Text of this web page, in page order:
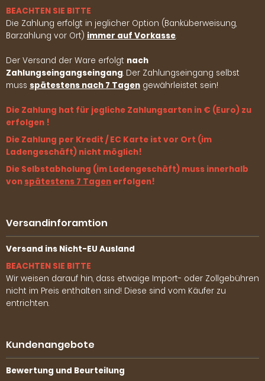
BEACHTEN SIE BITTE
Die Zahlung erfolgt in jeglicher Option (Banküberweisung,
Barzahlung vor Ort) immer auf Vorkasse.
Der Versand der Ware erfolgt nach
Zahlungseingangseingang. Der Zahlungseingang selbst
muss spätestens nach 7 Tagen gewährleistet sein!
Die Zahlung hat für jegliche Zahlungsarten in € (Euro) zu
erfolgen !
Die Zahlung per Kredit / EC Karte ist vor Ort (im
Ladengeschäft) nicht möglich!
Die Selbstabholung (im Ladengeschäft) muss innerhalb
von spätestens 7 Tagen erfolgen!
Versandinforamtion
Versand ins Nicht-EU Ausland
BEACHTEN SIE BITTE
Wir weisen darauf hin, dass etwaige Import- oder Zollgebühren
nicht im Preis enthalten sind! Diese sind vom Käufer zu
entrichten.
Kundenangebote
Bewertung und Beurteilung